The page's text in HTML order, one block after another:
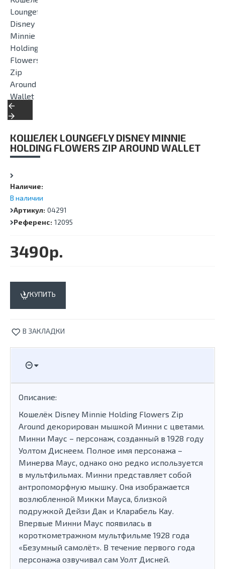
КОШЕЛЕК LOUNGEFLY DISNEY MINNIE
HOLDING FLOWERS ZIP AROUND WALLET
Наличие:
В наличии
Артикул: 04291
Референс: 12095
3490р.
КУПИТЬ
В ЗАКЛАДКИ
Описание:
Кошелёк Disney Minnie Holding Flowers Zip
Around декорирован мышкой Минни с цветами.
Минни Маус – персонаж, созданный в 1928 году
Уолтом Диснеем. Полное имя персонажа –
Минерва Маус, однако оно редко используется
в мультфильмах. Минни представляет собой
антропоморфную мышку. Она изображается
возлюбленной Микки Мауса, близкой
подружкой Дейзи Дак и Кларабель Кау.
Впервые Минни Маус появилась в
короткометражном мультфильме 1928 года
«Безумный самолёт». В течение первого года
персонажа озвучивал сам Уолт Дисней.